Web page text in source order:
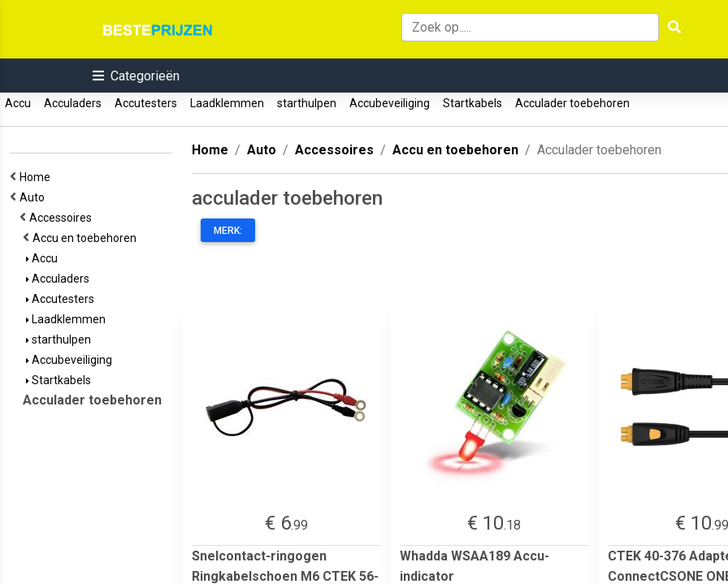
Categorieën
Accu Acculaders Accutesters Laadklemmen starthulpen Accubeveiliging Startkabels Acculader toebehoren
Home
Auto
Accessoires
Accu en toebehoren
Accu
Acculaders
Accutesters
Laadklemmen
starthulpen
Accubeveiliging
Startkabels
Acculader toebehoren
Home Auto Accessoires Accu en toebehoren Acculader toebehoren
acculader toebehoren
MERK:
€ 6.99
Snelcontact-ringogen
Ringkabelschoen M6 CTEK 56-
€ 10.18
Whadda WSAA189 Accu-
indicator
€ 10.99
CTEK 40-376
ConnectCSONE